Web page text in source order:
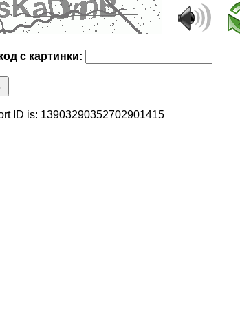
с картинки:
ID is: 13903290352702901415